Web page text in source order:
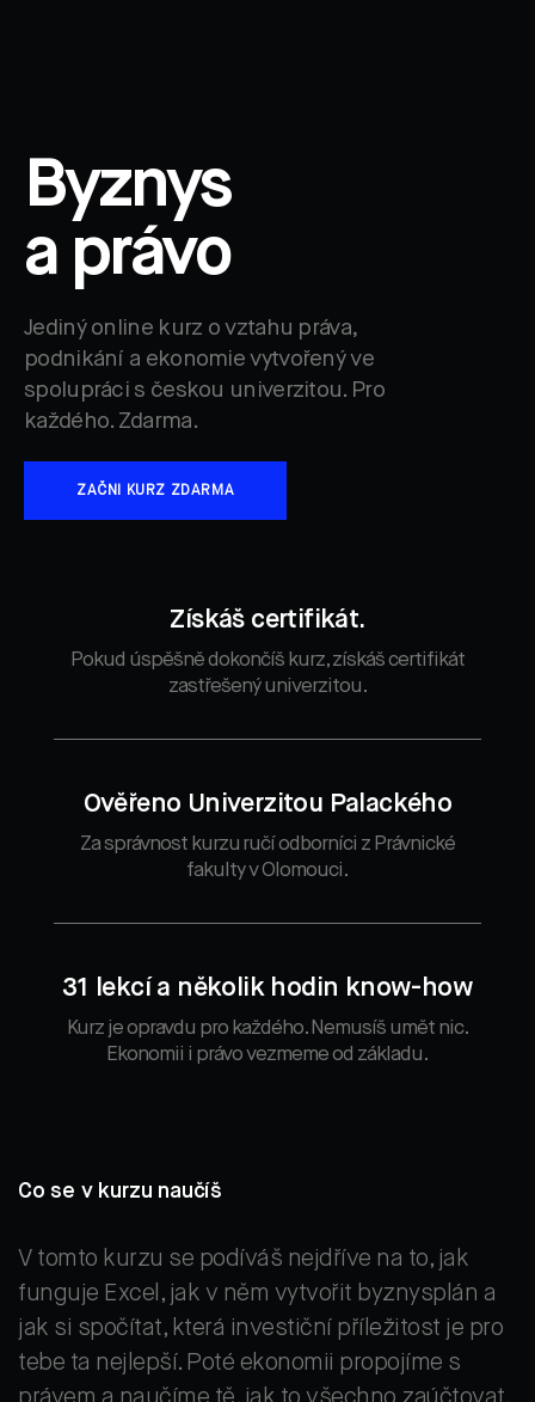
Byznys
a právo
Jediný online kurz o vztahu práva,
podnikání a ekonomie vytvořený ve
spolupráci s českou univerzitou. Pro
každého. Zdarma.
ZAČNI KURZ ZDARMA
Získáš certifikát.
Pokud úspěšně dokončíš kurz, získáš certifikát
zastřešený univerzitou.
Ověřeno Univerzitou Palackého
Za správnost kurzu ručí odborníci z Právnické
fakulty v Olomouci.
31 lekcí a několik hodin know-how
Kurz je opravdu pro každého. Nemusíš umět nic.
Ekonomii i právo vezmeme od základu.
Co se v kurzu naučíš
V tomto kurzu se podíváš nejdříve na to, jak
funguje Excel, jak v něm vytvořit byznysplán a
jak si spočítat, která investiční příležitost je pro
tebe ta nejlepší. Poté ekonomii propojíme s